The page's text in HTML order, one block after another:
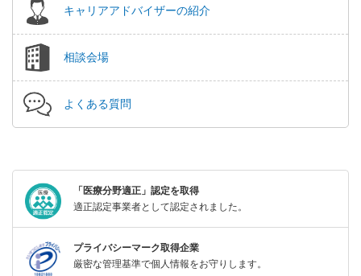
キャリアアドバイザーの紹介
相談会場
よくある質問
「医療分野適正」認定を取得
適正認定事業者として認定されました。
プライバシーマーク取得企業
厳密な管理基準で個人情報をお守りします。